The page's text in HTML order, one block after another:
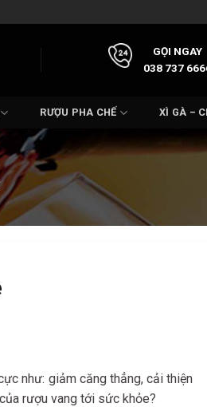
GỌI NGAY
038 737
RƯỢU PHA CHẾ XÌ GÀ –
như: giảm căng thẳng, cải thiện
rượu vang tới sức khỏe?